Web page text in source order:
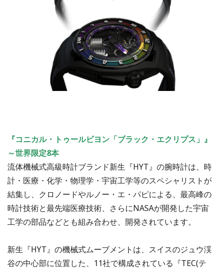
『コニカル・トゥールビヨン「ブラック・エクリプス」』
～世界限定8本
流体機械式高級時計ブランド新生『HYT』の腕時計は、時
計・医療・化学・物理学・宇宙工学等のスペシャリストが
結集し、クロノードやルノー・エ・パピによる、最高峰の
時計技術と最先端医療技術、さらにNASAが開発した宇宙
工学の部品などとも組み合わせ、開発されています。
新生『HYT』の機械式ムーブメントは、スイスのジュウ渓
谷の中心部に位置した、11社で構成されている『TEC(テ